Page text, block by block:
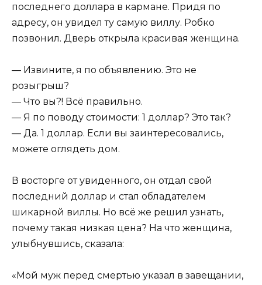
последнего доллара в кармане. Придя по
адресу, он увидел ту самую виллу. Робко
позвонил. Дверь открыла красивая женщина.
— Извините, я по объявлению. Это не
розыгрыш?
— Что вы?! Всё правильно.
— Я по поводу стоимости: 1 доллар? Это так?
— Да. 1 доллар. Если вы заинтересовались,
можете оглядеть дом.
В восторге от увиденного, он отдал свой
последний доллар и стал обладателем
шикарной виллы. Но всё же решил узнать,
почему такая низкая цена? На что женщина,
улыбнувшись, сказала:
«Мой муж перед смертью указал в завещании,